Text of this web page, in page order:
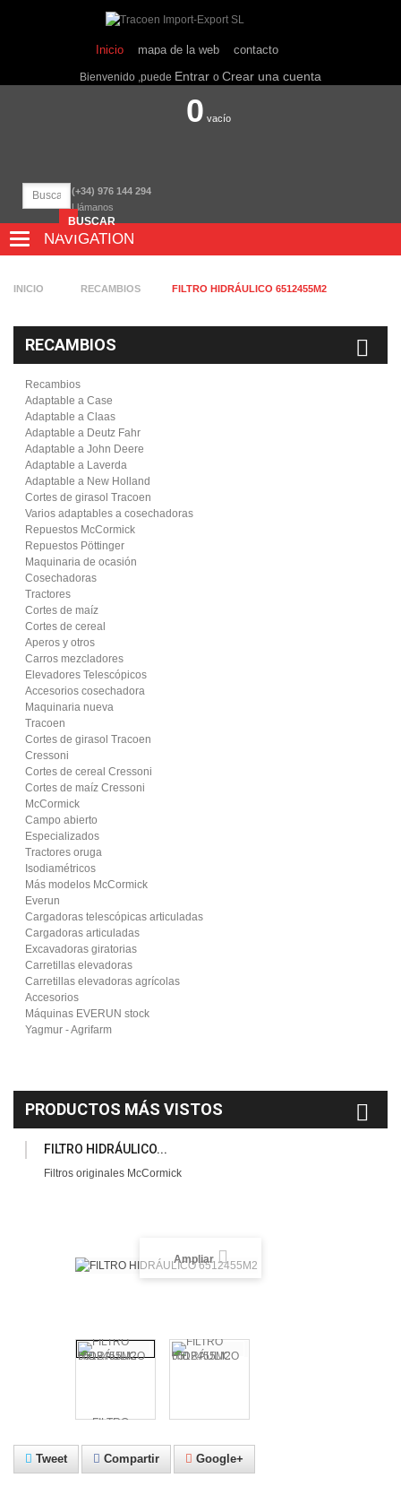
Inicio mapa de la web contacto
Bienvenido ,puede Entrar o Crear una cuenta
0 vacío
(+34) 976 144 294
Llámanos
NAVIGATION
NAVIGATION
BUSCAR
INICIO RECAMBIOS FILTRO HIDRÁULICO 6512455M2
RECAMBIOS
Recambios
Adaptable a Case
Adaptable a Claas
Adaptable a Deutz Fahr
Adaptable a John Deere
Adaptable a Laverda
Adaptable a New Holland
Cortes de girasol Tracoen
Varios adaptables a cosechadoras
Repuestos McCormick
Repuestos Pöttinger
Maquinaria de ocasión
Cosechadoras
Tractores
Cortes de maíz
Cortes de cereal
Aperos y otros
Carros mezcladores
Elevadores Telescópicos
Accesorios cosechadora
Maquinaria nueva
Tracoen
Cortes de girasol Tracoen
Cressoni
Cortes de cereal Cressoni
Cortes de maíz Cressoni
McCormick
Campo abierto
Especializados
Tractores oruga
Isodiamétricos
Más modelos McCormick
Everun
Cargadoras telescópicas articuladas
Cargadoras articuladas
Excavadoras giratorias
Carretillas elevadoras
Carretillas elevadoras agrícolas
Accesorios
Máquinas EVERUN stock
Yagmur - Agrifarm
PRODUCTOS MÁS VISTOS
FILTRO HIDRÁULICO...
Filtros originales McCormick
Ampliar
Tweet Compartir Google+